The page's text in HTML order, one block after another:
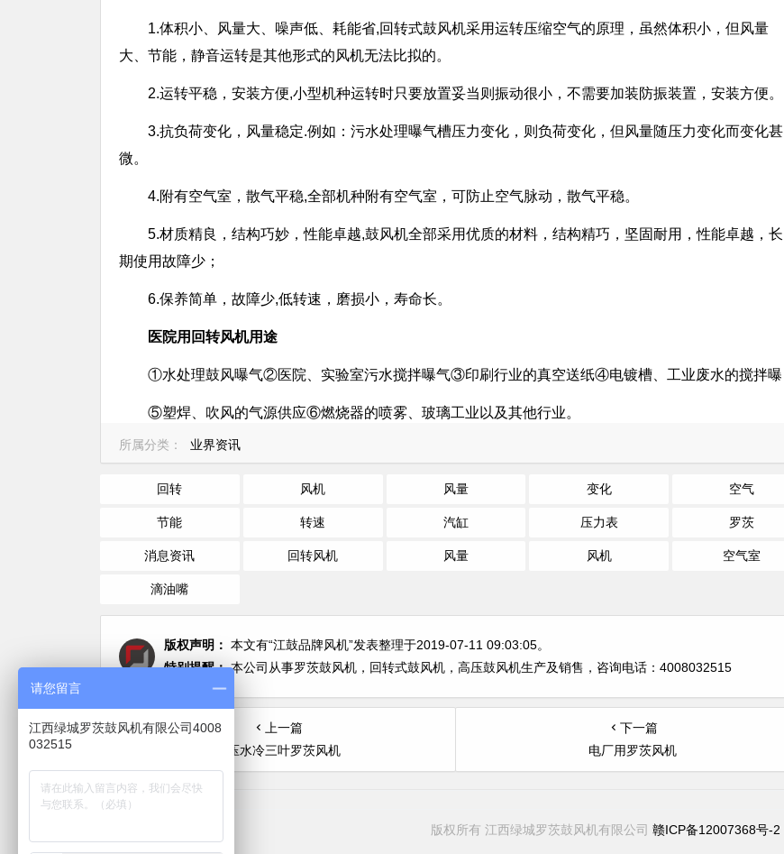
1.体积小、风量大、噪声低、耗能省,回转式鼓风机采用运转压缩空气的原理，虽然体积小，但风量
大、节能，静音运转是其他形式的风机无法比拟的。
2.运转平稳，安装方便,小型机种运转时只要放置妥当则振动很小，不需要加装防振装置，安装方便。
3.抗负荷变化，风量稳定.例如：污水处理曝气槽压力变化，则负荷变化，但风量随压力变化而变化甚
微。
4.附有空气室，散气平稳,全部机种附有空气室，可防止空气脉动，散气平稳。
5.材质精良，结构巧妙，性能卓越,鼓风机全部采用优质的材料，结构精巧，坚固耐用，性能卓越，长
期使用故障少；
6.保养简单，故障少,低转速，磨损小，寿命长。
医院用回转风机用途
①水处理鼓风曝气②医院、实验室污水搅拌曝气③印刷行业的真空送纸④电镀槽、工业废水的搅拌曝
⑤塑焊、吹风的气源供应⑥燃烧器的喷雾、玻璃工业以及其他行业。
所属分类： 业界资讯
回转 风机 风量 变化 空气
节能 转速 汽缸 压力表 罗茨
消息资讯 回转风机 风量 风机 空气室
滴油嘴
版权声明： 本文有“江鼓品牌风机”发表整理于2019-07-11 09:03:05。
特别提醒：本公司从事罗茨鼓风机，回转式鼓风机，高压鼓风机生产及销售，咨询电话：4008032515
上一篇
高压水冷三叶罗茨风机
下一篇
电厂用罗茨风机
版权所有 江西绿城罗茨鼓风机有限公司 赣ICP备12007368号-2
请您留言
江西绿城罗茨鼓风机有限公司4008
032515